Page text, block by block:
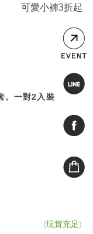
可愛小褲3折起
。一對2入裝
(現貨充足)